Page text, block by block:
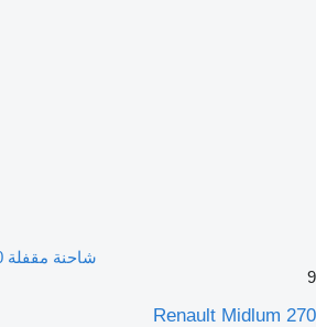
شاحنة مقفلة Renault Midlum 270
9
Renault Midlum 270